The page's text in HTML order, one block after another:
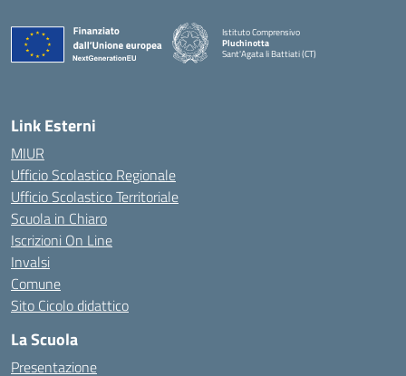
Istituto Comprensivo
Pluchinotta
Sant'Agata li Battiati (CT)
— Visita la pagina iniziale della scuola
Link Esterni
MIUR
Ufficio Scolastico Regionale
Ufficio Scolastico Territoriale
Scuola in Chiaro
Iscrizioni On Line
Invalsi
Comune
Sito Cicolo didattico
La Scuola
Presentazione